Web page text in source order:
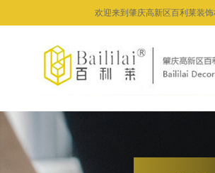
欢迎来到肇庆高新区百利莱装